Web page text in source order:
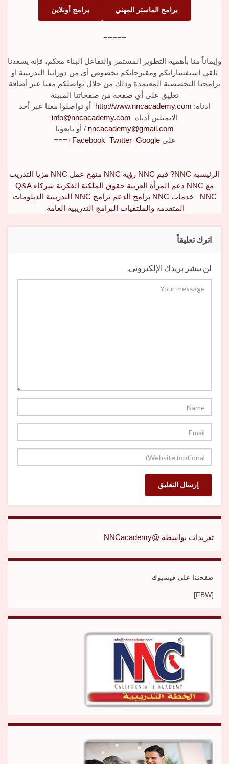
برامج الماستر المهني برامج أونلاين
=====
وإيماناً منا بأهمية التطوير المستمر والتفاعل البناء معكم، فإنه يسعدنا
تلقي استفساراتكم ومقترحاتكم بخصوص أي من دوراتنا التدريبية او
برامجنا التخصصية المعتمدة وذلك من خلال تواصلكم معنا عبر أضافة
تعليق على أي صفحة من صفحاتنا المبينة
ادناه: http://www.nncacademy.com
أو تواصلوا معنا عبر أحد
الايميلين أدناه info@nncacademy.com
/ nncacademy@gmail.com
أو تابعونا
على
Facebook Twıtter Google+
===
الرئيسية NNC? قيم NNC رؤية NNC منهج عمل NNC
مزيا التدريب
مع NNC
دعم المرأة العربية حقوق الملكية الفكرية
شركاء Q&A
NNC
خدمات NNC برامج الدعم برامج NNC التدريبية
الدبلومات
المتقدمة والملتقيات البرامج التدريبية العامة
اترك تعليقاً
لن ينشر بريدك الإلكتروني.
تغريدات بواسطة @NNCacademy
صفحتنا على فيسبوك
[FBW]